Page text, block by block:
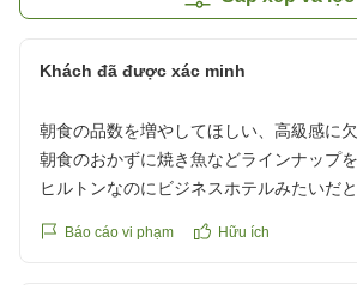
Khách đã được xác minh
朝食の品数を増やしてほしい、高級感に
朝食のおかずに焼き魚などラインナップ
ヒルトンなのにビジネスホテルみたいだと
https://review.travel.rakuten.co.jp/hotel/
Báo cáo vi phạm Hữu ích